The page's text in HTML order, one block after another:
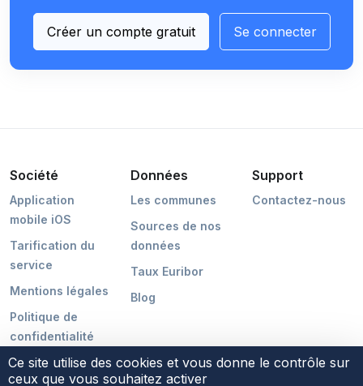
Créer un compte gratuit Se connecter
Société
Application
mobile iOS
Tarification du
service
Mentions légales
Politique de
confidentialité
Données
Les communes
Sources de nos
données
Taux Euribor
Blog
Support
Contactez-nous
Ce site utilise des cookies et vous donne le contrôle sur
ceux que vous souhaitez activer